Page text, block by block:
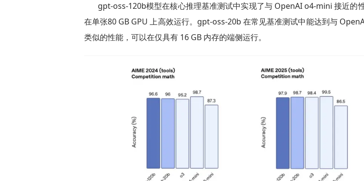
gpt-oss-120b模型在核心推理基准测试中实现了与 OpenAI o4-mini 接近的
在单张80 GB GPU 上高效运行。gpt-oss-20b 在常见基准测试中能达到与
类似的性能，可以在仅具有 16 GB 内存的端侧运行。